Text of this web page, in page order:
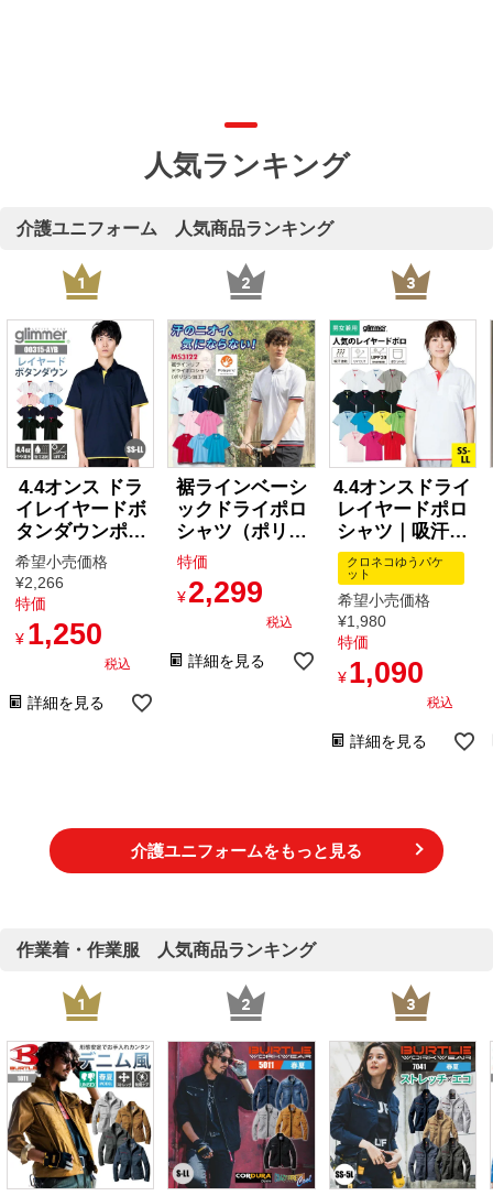
人気ランキング
介護ユニフォーム 人気商品ランキング
4.4オンス ドラ
イレイヤードボ
タンダウンポロ
シャツ[トム
ス/00315-AYB]
希望小売価格
¥2,266
特価
¥ 1,250
税込
詳細を見る
裾ラインベーシ
ックドライポロ
シャツ（ポリジ
ン加工）
[MS3122/ボンマ
ックス]
特価
¥ 2,299
税込
詳細を見る
4.4オンスドライ
レイヤードポロ
シャツ｜吸汗速
乾・スポーツ・
介護・制服｜[ト
ムス/00339-AYP]
SS-LL
クロネコゆうパケ
ット
希望小売価格
¥1,980
特価
¥1,090
税込
詳細を見る
介護ユニフォームをもっと見る
作業着・作業服 人気商品ランキング